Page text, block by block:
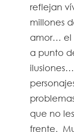
reflejan
millones
amor… el
a punto
que no
frente.